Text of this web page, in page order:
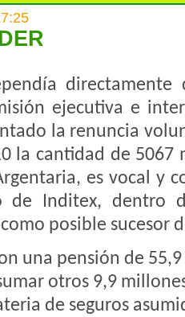
ejecutiva e
la renuncia
la cantidad de 5067
es vocal y
de Inditex, dentro
posible sucesor
una pensión de
otros 9,9
de seguros